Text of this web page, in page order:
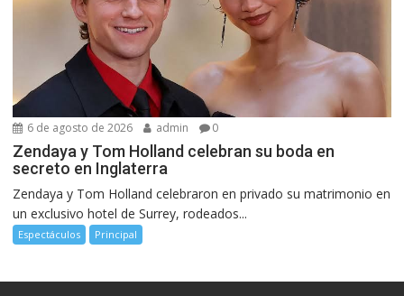
6 de agosto de 2026 admin 0
Zendaya y Tom Holland celebran su boda en
secreto en Inglaterra
Zendaya y Tom Holland celebraron en privado su matrimonio en
un exclusivo hotel de Surrey, rodeados...
Espectáculos Principal